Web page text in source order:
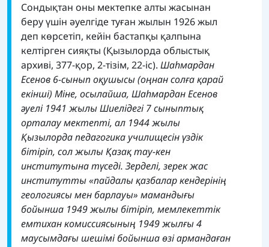
Сондықтан оны мектепке алты жасынан
беру үшін әуелгіде туған жылын 1926 жыл
деп көрсетіп, кейін бастапқы қалпына
келтірген сияқты (Қызылорда облыстық
архиві, 377-қор, 2-тізім, 22-іс). Шаһмардан
Есенов 6-сынып оқушысы (оңнан солға қарай
екінші) Міне, осылайша, Шаһмардан Есенов
әуелі 1941 жылы Шиелідегі 7 сыныптық
орталау мектепті, ал 1944 жылы
Қызылорда педагогика училищесін үздік
бітіріп, сол жылы Қазақ тау-кен
институтына түседі. Зерделі, зерек жас
институтты «пайдалы қазбалар кендерінің
геологиясы мен барлауы» мамандығы
бойынша 1949 жылы бітіріп, мемлекеттік
емтихан комиссиясының 1949 жылғы 4
маусымдағы шешімі бойынша өзі армандаған